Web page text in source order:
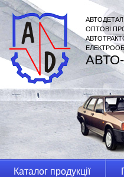
ОПТОВІ
Каталог продукції